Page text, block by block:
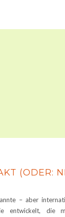
(ODER:
– aber
entwickelt, die